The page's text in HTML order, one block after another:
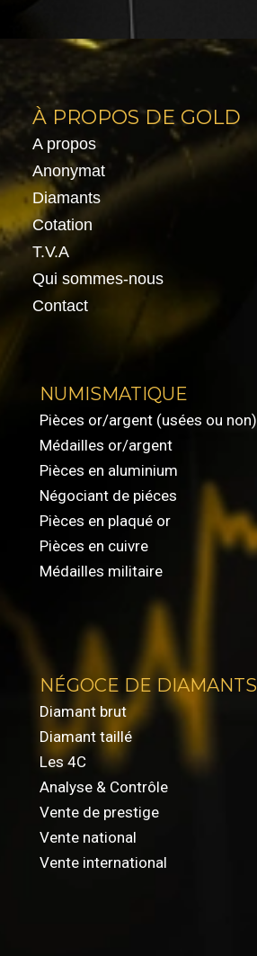
À PROPOS DE GOLD
A propos
Anonymat
Diamants
Cotation
T.V.A
Qui sommes-nous
Contact
NUMISMATIQUE
Pièces or/argent (usées ou non)
Médailles or/argent
Pièces en aluminium
Négociant de piéces
Pièces en plaqué or
Pièces en cuivre
Médailles militaire
NÉGOCE DE DIAMANTS
Diamant brut
Diamant taillé
Les 4C
Analyse & Contrôle
Vente de prestige
Vente national
Vente international